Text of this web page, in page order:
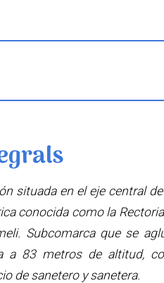
situada en el eje central
conocida como la
Subcomarca que se
a 83 metros de altitud,
de sanetero y sanetera.